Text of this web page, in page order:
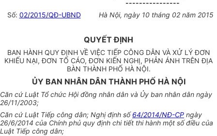
----------------
Số: 02/2015/QĐ-UBND Hà Nội, ngày 10 tháng 02 năm 2015
QUYẾT ĐỊNH
BAN HÀNH QUY ĐỊNH VỀ VIỆC TIẾP CÔNG DÂN VÀ XỬ LÝ ĐƠN
KHIẾU NẠI, ĐƠN TỐ CÁO, ĐƠN KIẾN NGHỊ, PHẢN ÁNH TRÊN ĐỊA
BÀN THÀNH PHỐ HÀ NỘI.
ỦY BAN NHÂN DÂN THÀNH PHỐ HÀ NỘI
Căn cứ Luật Tổ chức Hội đồng nhân dân và Ủy ban nhân dân ngày
26/11/2003;
Căn cứ Luật Tiếp công dân; Nghị định số64/2014/NĐ-CP ngày
26/6/2014 của Chính phủ quy định chi tiết thi hành một số điều của
Luật Tiếp công dân;